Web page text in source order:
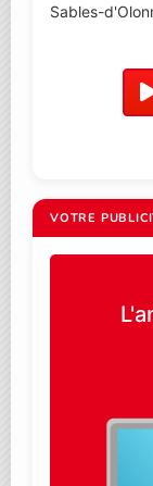
Sables-
VOTRE